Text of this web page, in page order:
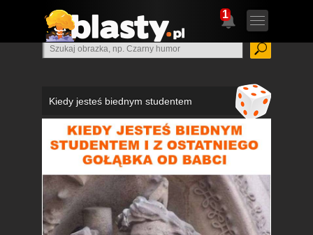
1
Kiedy jesteś biednym studentem
Poprzedni